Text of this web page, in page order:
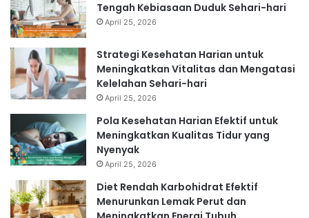
Tengah Kebiasaan Duduk Sehari-hari
April 25, 2026
Strategi Kesehatan Harian untuk
Meningkatkan Vitalitas dan Mengatasi
Kelelahan Sehari-hari
April 25, 2026
Pola Kesehatan Harian Efektif untuk
Meningkatkan Kualitas Tidur yang
Nyenyak
April 25, 2026
Diet Rendah Karbohidrat Efektif
Menurunkan Lemak Perut dan